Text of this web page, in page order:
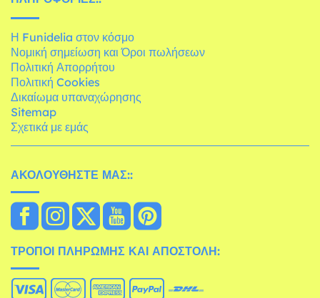
Η Funidelia στον κόσμο
Νομική σημείωση και Όροι πωλήσεων
Πολιτική Απορρήτου
Πολιτική Cookies
Δικαίωμα υπαναχώρησης
Sitemap
Σχετικά με εμάς
ΑΚΟΛΟΥΘΉΣΤΕ ΜΑΣ::
ΤΡΌΠΟΙ ΠΛΗΡΩΜΉΣ ΚΑΙ ΑΠΟΣΤΟΛΉ: